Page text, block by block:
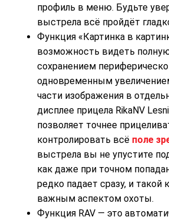
профиль в меню. Будьте
выстрела всё пройдёт
Функция «Картинка в
возможность видеть
сохранением
одновременным
части изображения в
дисплее прицела RikaNV
позволяет точнее
контролировать всё поле
выстрела вы не упустите
как даже при точном
редко падает сразу, и такой
важным аспектом охоты.
Функция RAV — это